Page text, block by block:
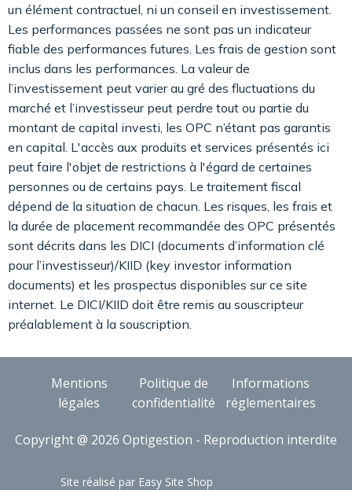
un élément contractuel, ni un conseil en investissement.
Les performances passées ne sont pas un indicateur
fiable des performances futures. Les frais de gestion sont
inclus dans les performances. La valeur de
l’investissement peut varier au gré des fluctuations du
marché et l’investisseur peut perdre tout ou partie du
montant de capital investi, les OPC n’étant pas garantis
en capital. L'accès aux produits et services présentés ici
peut faire l'objet de restrictions à l'égard de certaines
personnes ou de certains pays. Le traitement fiscal
dépend de la situation de chacun. Les risques, les frais et
la durée de placement recommandée des OPC présentés
sont décrits dans les DICI (documents d’information clé
pour l’investisseur)/KIID (key investor information
documents) et les prospectus disponibles sur ce site
internet. Le DICI/KIID doit être remis au souscripteur
préalablement à la souscription.
Mentions
légales
Politique de
confidentialité
Informations
réglementaires
Copyright @ 2026 Optigestion - Reproduction interdite
Site réalisé par Easy Site Shop